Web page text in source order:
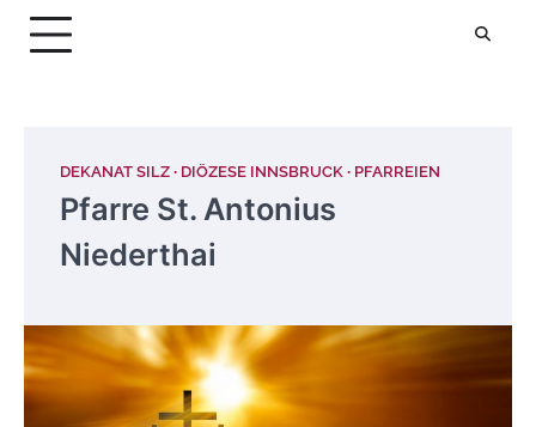
DEKANAT SILZ DIÖZESE INNSBRUCK PFARREIEN
Pfarre St. Antonius
Niederthai